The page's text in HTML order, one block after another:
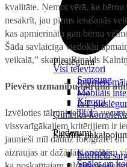
Pieslēgumi
Internets
Mobilais
IoT
Ģimenes
Saistītie
Interneta
Visi televizori
Samsung
LG
Xiaomi
TCL
Piederumi
Konsoles
Spēles un
kvalitāte. Ņemot vērā, ka bērnu
nesakrīt, jau pirms ierašanās
kas apmierinātu gan bērna
Šāda savlaicīga viedokļu
veikalā,” skaidro Rinalds
Pievērs uzmanību tālruņa
Izvēloties tālruni jebkura
vissvarīgākajiem kritērijiem ir
jaunieši mīl daudz fotografēt
aizraujas ar dažādām spēlītēm